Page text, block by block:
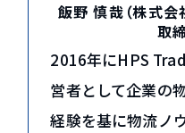
飯野 慎哉（株式
取
2016年にHPS
営者として企業の
経験を基に物流ノ